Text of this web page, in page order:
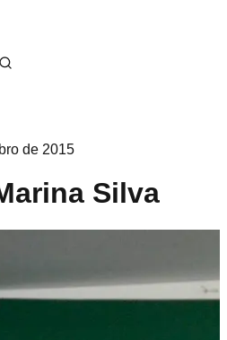
de 2015
Silva